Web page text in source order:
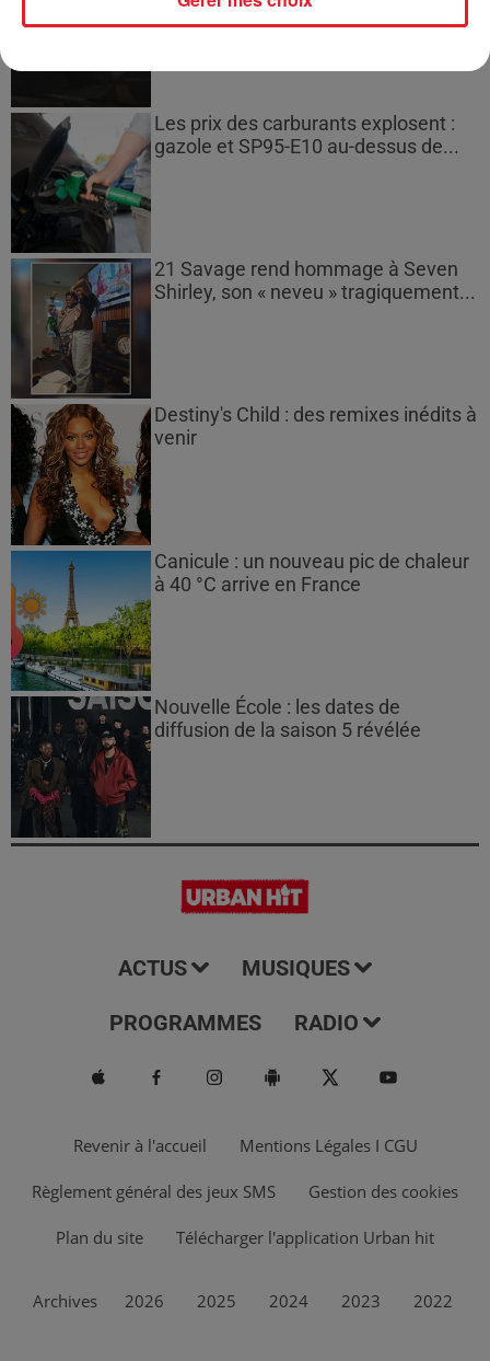
Les prix des carburants explosent :
gazole et SP95-E10 au-dessus de...
21 Savage rend hommage à Seven
Shirley, son « neveu » tragiquement...
Destiny's Child : des remixes inédits à
venir
Canicule : un nouveau pic de chaleur
à 40 °C arrive en France
Nouvelle École : les dates de
diffusion de la saison 5 révélée
ACTUS MUSIQUES
PROGRAMMES RADIO
Revenir à l'accueil Mentions Légales I CGU
Règlement général des jeux SMS Gestion des cookies
Plan du site Télécharger l'application Urban hit
Archives 2026 2025 2024 2023 2022